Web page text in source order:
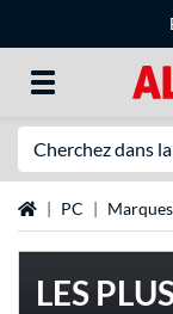
Page d'accueil
PC
LES